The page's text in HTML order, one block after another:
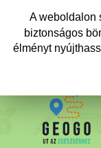
A weboldalon
biztonságos
élményt